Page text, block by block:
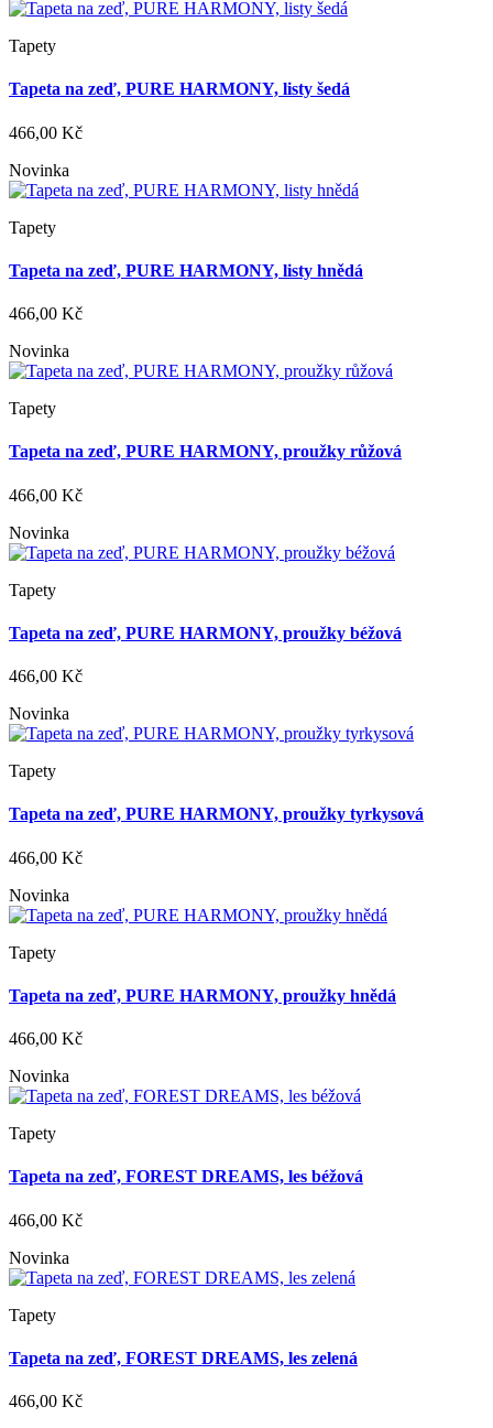
Tapety
Tapeta na zeď, PURE HARMONY, listy šedá
466,00 Kč
Novinka
Tapety
Tapeta na zeď, PURE HARMONY, listy hnědá
466,00 Kč
Novinka
Tapety
Tapeta na zeď, PURE HARMONY, proužky růžová
466,00 Kč
Novinka
Tapety
Tapeta na zeď, PURE HARMONY, proužky béžová
466,00 Kč
Novinka
Tapety
Tapeta na zeď, PURE HARMONY, proužky tyrkysová
466,00 Kč
Novinka
Tapety
Tapeta na zeď, PURE HARMONY, proužky hnědá
466,00 Kč
Novinka
Tapety
Tapeta na zeď, FOREST DREAMS, les béžová
466,00 Kč
Novinka
Tapety
Tapeta na zeď, FOREST DREAMS, les zelená
466,00 Kč